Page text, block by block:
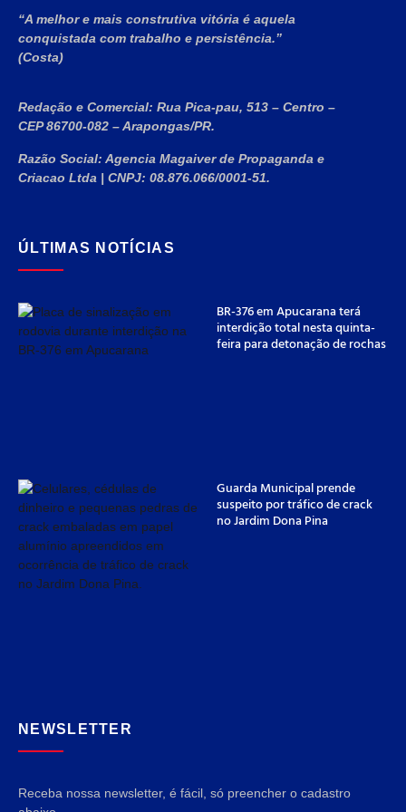
“A melhor e mais construtiva vitória é aquela
conquistada com trabalho e persistência.”
(Costa)
Redação e Comercial: Rua Pica-pau, 513 – Centro –
CEP 86700-082 – Arapongas/PR.
Razão Social: Agencia Magaiver de Propaganda e
Criacao Ltda | CNPJ: 08.876.066/0001-51.
ÚLTIMAS NOTÍCIAS
BR-376 em Apucarana terá
interdição total nesta quinta-
feira para detonação de rochas
Guarda Municipal prende
suspeito por tráfico de crack
no Jardim Dona Pina
NEWSLETTER
Receba nossa newsletter, é fácil, só preencher o cadastro